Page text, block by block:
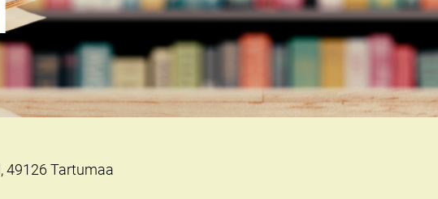
49126 Tartumaa